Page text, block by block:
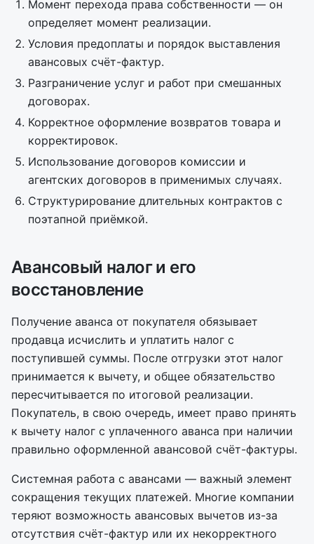
Момент перехода права собственности — он
определяет момент реализации.
Условия предоплаты и порядок выставления
авансовых счёт-фактур.
Разграничение услуг и работ при смешанных
договорах.
Корректное оформление возвратов товара и
корректировок.
Использование договоров комиссии и
агентских договоров в применимых случаях.
Структурирование длительных контрактов с
поэтапной приёмкой.
Авансовый налог и его
восстановление
Получение аванса от покупателя обязывает
продавца исчислить и уплатить налог с
поступившей суммы. После отгрузки этот налог
принимается к вычету, и общее обязательство
пересчитывается по итоговой реализации.
Покупатель, в свою очередь, имеет право принять
к вычету налог с уплаченного аванса при наличии
правильно оформленной авансовой счёт-фактуры.
Системная работа с авансами — важный элемент
сокращения текущих платежей. Многие компании
теряют возможность авансовых вычетов из-за
отсутствия счёт-фактур или их некорректного